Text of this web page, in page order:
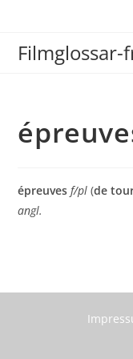
springen
épreuves f/pl (de
angl.